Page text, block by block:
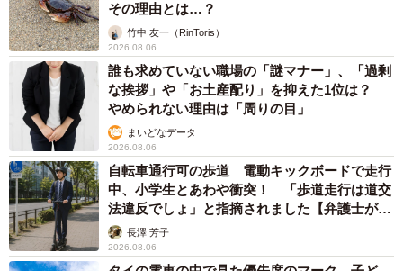
その理由とは…？
竹中 友一（RinToris）
2026.08.06
誰も求めていない職場の「謎マナー」、「過剰
な挨拶」や「お土産配り」を抑えた1位は？
やめられない理由は「周りの目」
まいどなデータ
2026.08.06
自転車通行可の歩道 電動キックボードで走行
中、小学生とあわや衝突！ 「歩道走行は道交
法違反でしょ」と指摘されました【弁護士が解
説】長澤 芳子
2026.08.06